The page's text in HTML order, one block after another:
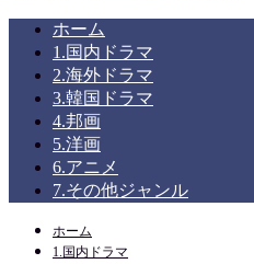
ホーム
1.国内ドラマ
2.海外ドラマ
3.韓国ドラマ
4.邦画
5.洋画
6.アニメ
7.その他ジャンル
ホーム
1.国内ドラマ